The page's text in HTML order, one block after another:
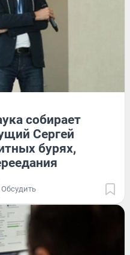
собирает
Сергей
бурях,
Обсудить